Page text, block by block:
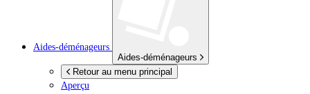
Aides-déménageurs
Aides-déménageurs
Retour au menu principal
Aperçu